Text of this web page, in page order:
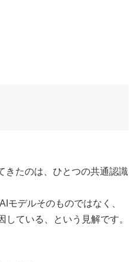
きたのは、ひとつの共通認識
モデルそのものではなく、
ている、という見解です。